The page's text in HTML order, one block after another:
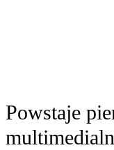
Powstaje